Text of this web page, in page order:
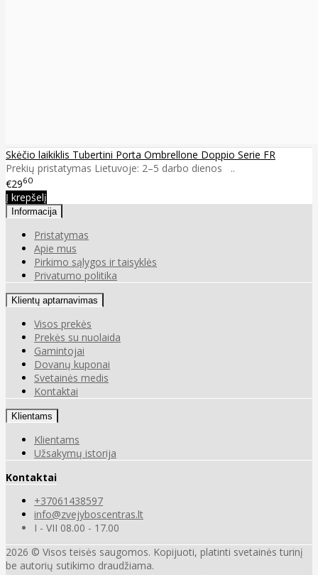
Skėčio laikiklis Tubertini Porta Ombrellone Doppio Serie FR
Prekių pristatymas Lietuvoje: 2–5 darbo dienos ..
€2960
Į krepšelį
Informacija
Pristatymas
Apie mus
Pirkimo sąlygos ir taisyklės
Privatumo politika
Klientų aptarnavimas
Visos prekės
Prekės su nuolaida
Gamintojai
Dovanų kuponai
Svetainės medis
Kontaktai
Klientams
Klientams
Užsakymų istorija
Kontaktai
+37061438597
info@zvejyboscentras.lt
I - VII 08.00 - 17.00
2026 © Visos teisės saugomos. Kopijuoti, platinti svetainės turinį
be autorių sutikimo draudžiama.